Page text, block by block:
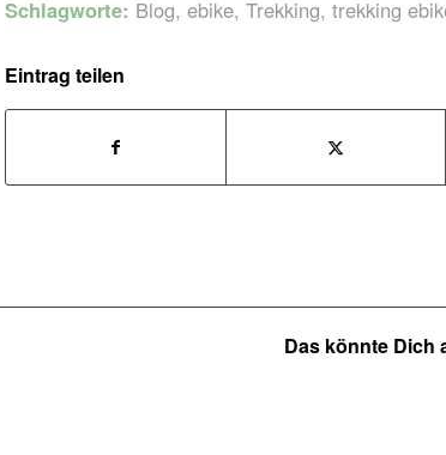
Schlagworte: Blog, ebike, Trekking, trekking
Eintrag teilen
Das könnte Dich